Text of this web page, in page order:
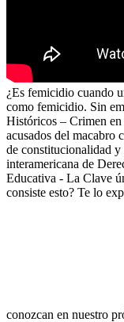
¿Es femicidio cuando
como femicidio. Sin
Históricos – Crimen en
acusados del macabro
de constitucionalidad y
interamericana de
Educativa - La Clave
consiste esto? Te lo
conozcan en nuestro